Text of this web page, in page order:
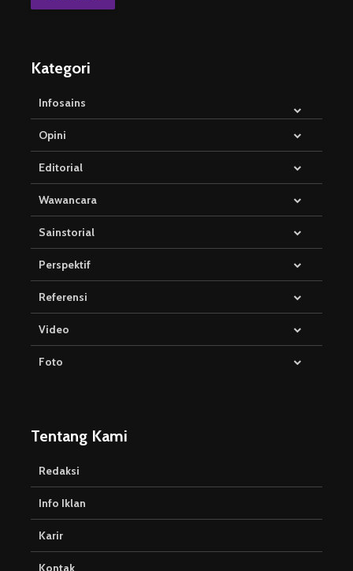
Kategori
Infosains
Opini
Editorial
Wawancara
Sainstorial
Perspektif
Referensi
Video
Foto
Tentang Kami
Redaksi
Info Iklan
Karir
Kontak